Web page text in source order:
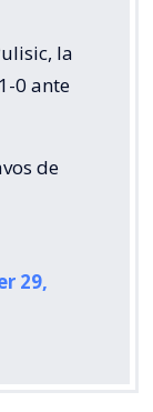
la
0 ante
de
29,